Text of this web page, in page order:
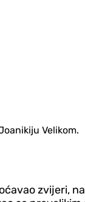
Velikom.
zvijeri,